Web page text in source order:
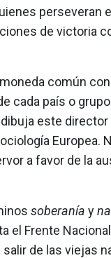
perseveran
de victoria
común
cada país o
este
Europea.
a favor de la
soberanía y
el Frente
de las viejas